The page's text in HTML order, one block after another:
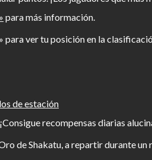
para más información.
para ver tu posición en la
de estación
recompensas diarias
de Shakatu, a repartir durante